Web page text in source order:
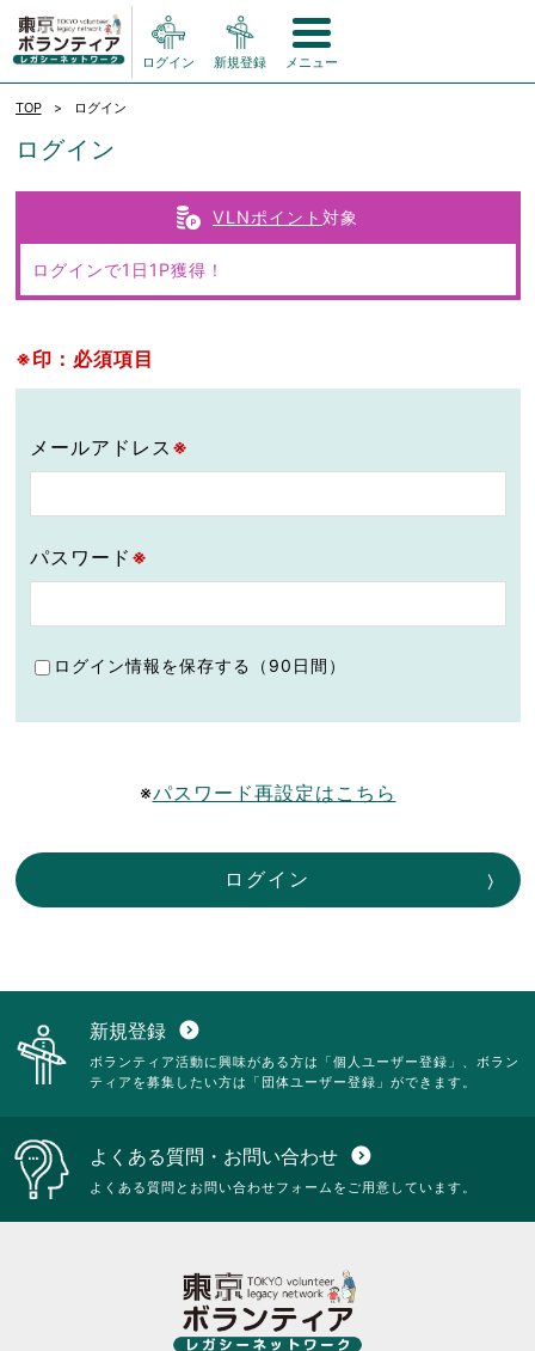
ログイン 新規登録 メニュー
TOP ログイン
ログイン
VLNポイント 対象
ログインで1日1P獲得！
※印：必須項目
メールアドレス ※
パスワード ※
ログイン情報を保存する（90日間）
※パスワード再設定はこちら
ログイン
新規登録 expand_circle_down
ボランティア活動に興味がある方は「個人ユーザー登録」、ボラン
ティアを募集したい方は「団体ユーザー登録」ができます。
よくある質問・お問い合わせ expand_circle_down
よくある質問とお問い合わせフォームをご用意しています。